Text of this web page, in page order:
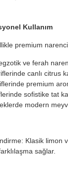
Kullanım
premium
ve ferah
canlı citrus
premium
sofistike tat
modern
Klasik limon
sağlar.